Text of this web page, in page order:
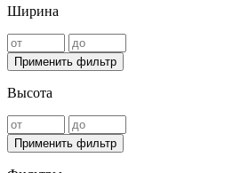
Ширина
Применить фильтр
Высота
Применить фильтр